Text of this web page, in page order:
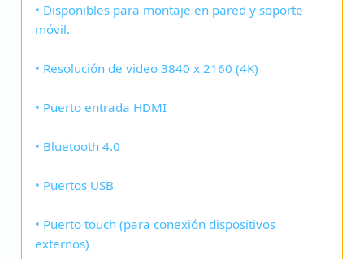
• Disponibles para montaje en pared y soporte
móvil.
• Resolución de video 3840 x 2160 (4K)
• Puerto entrada HDMI
• Bluetooth 4.0
• Puertos USB
• Puerto touch (para conexión dispositivos
externos)